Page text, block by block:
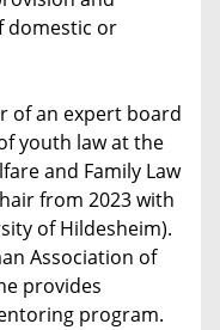
domestic or
of an expert board
youth law at the
and Family Law
from 2023 with
of Hildesheim).
Association of
provides
program.